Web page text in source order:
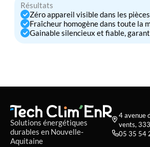
Résultats
Zéro appareil visible dans les pièces
Fraîcheur homogène dans toute la
Gainable silencieux et fiable,
Solutions énergétiques
durables en Nouvelle-
Aquitaine

4 avenue
vents,
05 35 54